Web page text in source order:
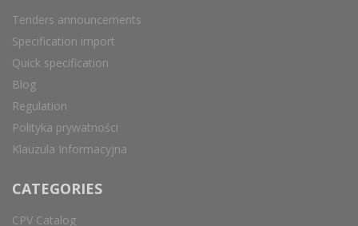
Tenders announcements
Specification import
Quick specification
Blog
Regulation
Polityka prywatności
Klauzula Informacyjna
CATEGORIES
CPV Catalog